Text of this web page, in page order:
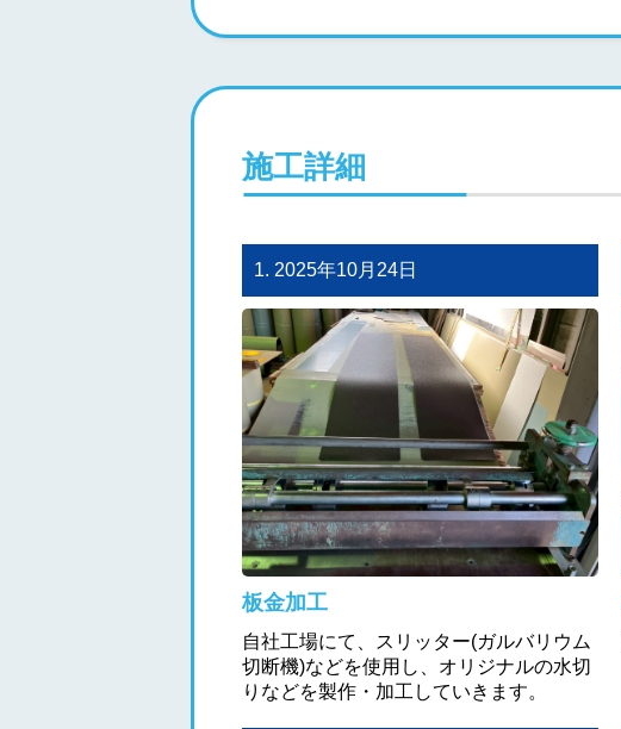
施工詳細
1. 2025年10月24日
板金加工
自社工場にて、スリッター(ガルバリウム
切断機)などを使用し、オリジナルの水切
りなどを製作・加工していきます。